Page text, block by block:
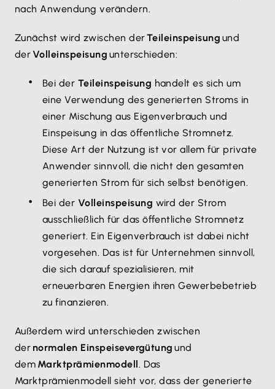
nach Anwendung verändern.
Zunächst wird zwischen derTeileinspeisung und
der Volleinspeisung unterschieden:
Bei der Teileinspeisung handelt es sich um
eine Verwendung des generierten Stroms in
einer Mischung aus Eigenverbrauch und
Einspeisung in das öffentliche Stromnetz.
Diese Art der Nutzung ist vor allem für private
Anwender sinnvoll, die nicht den gesamten
generierten Strom für sich selbst benötigen.
Bei der Volleinspeisung wird der Strom
ausschließlich für das öffentliche Stromnetz
generiert. Ein Eigenverbrauch ist dabei nicht
vorgesehen. Das ist für Unternehmen sinnvoll,
die sich darauf spezialisieren, mit
erneuerbaren Energien ihren Gewerbebetrieb
zu finanzieren.
Außerdem wird unterschieden zwischen
der normalen Einspeisevergütung und
dem Marktprämienmodell. Das
Marktprämienmodell sieht vor, dass der generierte